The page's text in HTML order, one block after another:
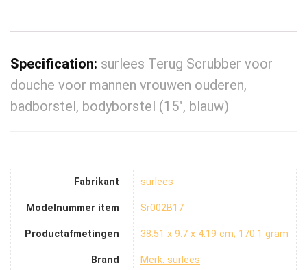
Specification: surlees Terug Scrubber voor
douche voor mannen vrouwen ouderen,
badborstel, bodyborstel (15″, blauw)
Fabrikant ‎surlees
Modelnummer item ‎Sr002B17
Productafmetingen ‎38.51 x 9.7 x 4.19 cm; 170.1 gram
Brand Merk: surlees